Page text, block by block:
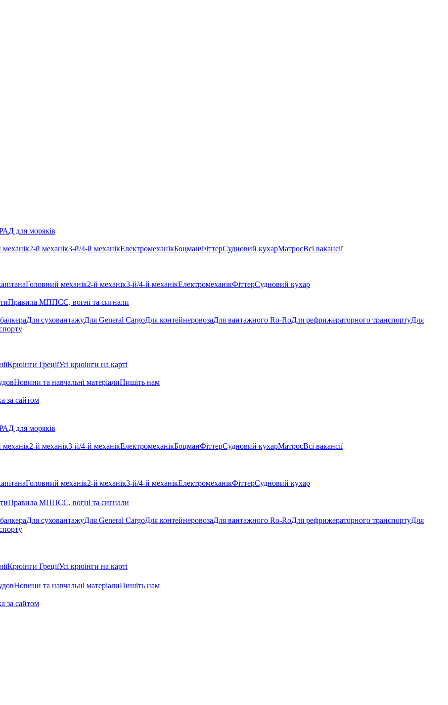
для моряків
2-й механік3-й/4-й механікЕлектромеханікБоцманФіттерСудновий кухарМатросВсі вакансії
Головний механік2-й механік3-й/4-й механікЕлектромеханікФіттерСудновий кухар
Правила МППСС, вогні та сигнали
Для суховантажуДля General CargoДля контейнеровозаДля вантажного Ro-RoДля рефрижераторного транспортуДля
Крюінги ГреціїУсі крюінги на карті
Новини та навчальні матеріалиПишіть нам
за сайтом
для моряків
2-й механік3-й/4-й механікЕлектромеханікБоцманФіттерСудновий кухарМатросВсі вакансії
Головний механік2-й механік3-й/4-й механікЕлектромеханікФіттерСудновий кухар
Правила МППСС, вогні та сигнали
Для суховантажуДля General CargoДля контейнеровозаДля вантажного Ro-RoДля рефрижераторного транспортуДля
Крюінги ГреціїУсі крюінги на карті
Новини та навчальні матеріалиПишіть нам
за сайтом